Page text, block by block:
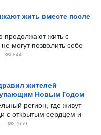
жить вместе после
продолжают жить с
могут позволить себе
844
жителей
Новым Годом
регион, где живут
с открытым сердцем и
2659